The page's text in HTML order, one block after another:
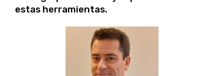
estas herramientas.